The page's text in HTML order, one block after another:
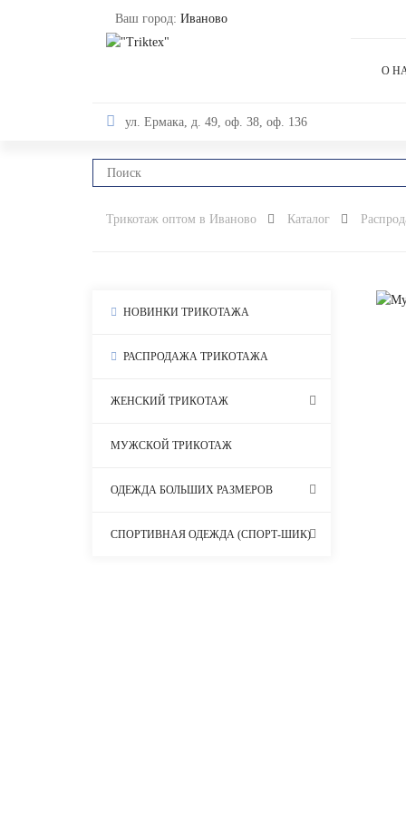
Ваш город: Иваново
О
ул. Ермака, д. 49, оф. 38, оф. 136
Трикотаж оптом в Иваново Каталог
НОВИНКИ ТРИКОТАЖА
РАСПРОДАЖА ТРИКОТАЖА
ЖЕНСКИЙ ТРИКОТАЖ
МУЖСКОЙ ТРИКОТАЖ
ОДЕЖДА БОЛЬШИХ РАЗМЕРОВ
СПОРТИВНАЯ ОДЕЖДА (СПОРТ-ШИК)